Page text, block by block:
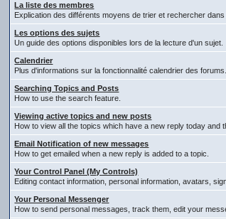
La liste des membres
Explication des différents moyens de trier et rechercher dans
Les options des sujets
Un guide des options disponibles lors de la lecture d'un sujet.
Calendrier
Plus d'informations sur la fonctionnalité calendrier des forums.
Searching Topics and Posts
How to use the search feature.
Viewing active topics and new posts
How to view all the topics which have a new reply today and
Email Notification of new messages
How to get emailed when a new reply is added to a topic.
Your Control Panel (My Controls)
Editing contact information, personal information, avatars,
Your Personal Messenger
How to send personal messages, track them, edit your